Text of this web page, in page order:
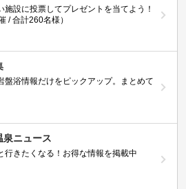
施設に投票してプレゼントを当てよう！
/ 合計260名様）
盤浴情報だけをピックアップ。まとめて
泉ニュース
行きたくなる！お得な情報を掲載中